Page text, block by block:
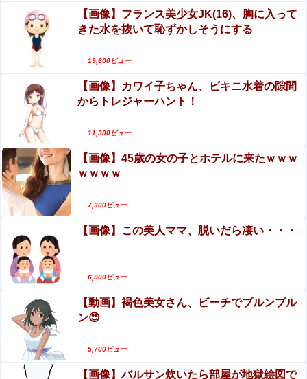
ヤツはいないだろｗｗ
はいけないセ○クス」、逆にエロいんだが
【閲覧注意】メキシコの街中で生配信した結果…
麻薬カルテルがやって来て、たった3秒で…（動画
山田ゆり、AVデビュー＆乳首ヌードおっぱいがエ
ロ過ぎる！Madonna超大型新人、セックス解禁！
（エロ動画）
【画像】フランス美少女JK(16)、胸に入って
きた水を抜いて恥ずかしそうにする
19,600ビュー
【画像】カワイ子ちゃん、ビキニ水着の隙間
からトレジャーハント！
11,300ビュー
【画像】45歳の女の子とホテルに来たｗｗｗ
ｗｗｗｗ
7,300ビュー
【画像】この美人ママ、脱いだら凄い・・・
6,900ビュー
【動画】褐色美女さん、ビーチでブルンブル
ン😍
5,700ビュー
【画像】バルサン炊いたら部屋が地獄絵図で